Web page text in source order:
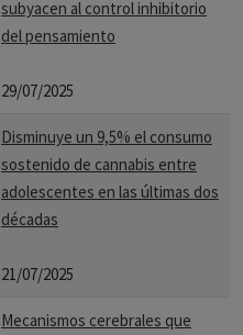
subyacen al control inhibitorio
del pensamiento
29/07/2025
Disminuye un 9,5% el consumo
sostenido de cannabis entre
adolescentes en las últimas dos
décadas
21/07/2025
Mecanismos cerebrales que